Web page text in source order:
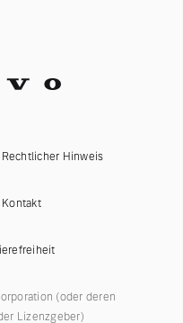
Hinweis
Kontakt
(oder deren
Lizenzgeber)